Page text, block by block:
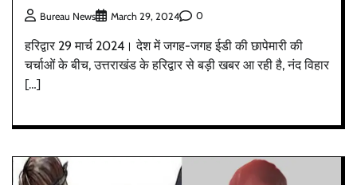
Bureau News March 29, 2024 0
हरिद्वार 29 मार्च 2024। देश में जगह-जगह ईडी की छापेमारी की
चर्चाओं के बीच, उत्तराखंड के हरिद्वार से बड़ी खबर आ रही है, नंद विहार
[…]